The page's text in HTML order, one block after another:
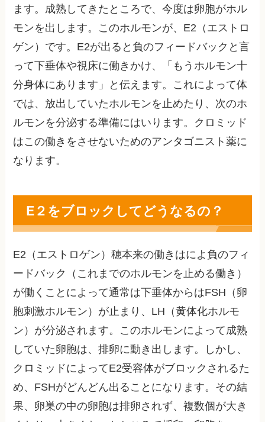
ます。成熟してきたところで、今度は卵胞がホル
モンを出します。このホルモンが、E2（エストロ
ゲン）です。E2が出ると負のフィードバックと言
って下垂体や視床に働きかけ、「もうホルモン十
分身体にあります」と伝えます。これによって体
では、放出していたホルモンを止めたり、次のホ
ルモンを分泌する準備にはいります。クロミッド
はこの働きをさせないためのアンタゴニスト薬に
なります。
E２をブロックしてどうなるの？
E2（エストロゲン）穂本来の働きはによ負のフィ
ードバック（これまでのホルモンを止める働き）
が働くことによって通常は下垂体からはFSH（卵
胞刺激ホルモン）が止まり、LH（黄体化ホルモ
ン）が分泌されます。このホルモンによって成熟
していた卵胞は、排卵に動き出します。しかし、
クロミッドによってE2受容体がブロックされるた
め、FSHがどんどん出ることになります。その結
果、卵巣の中の卵胞は排卵されず、複数個が大き